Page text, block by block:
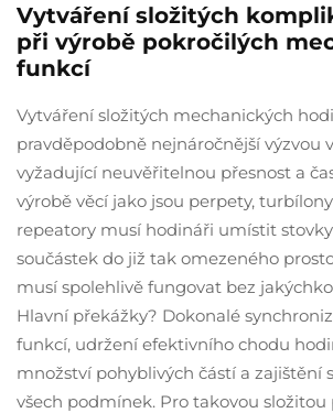
Vytváření složitých
při výrobě pokročilých
funkcí
Vytváření složitých mechanických
pravděpodobně nejnáročnější výzvou
vyžadující neuvěřitelnou přesnost a
výrobě věcí jako jsou perpety,
repeatory musí hodináři umístit
součástek do již tak omezeného
musí spolehlivě fungovat bez
Hlavní překážky? Dokonalé
funkcí, udržení efektivního chodu
množství pohyblivých částí a zajištění
všech podmínek. Pro takovou složitou